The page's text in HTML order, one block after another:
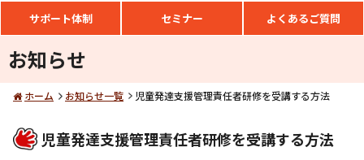
サポート体制 セミナー よくあるご質問
お知らせ
ホーム お知らせ一覧 児童発達支援管理責任者研修を受講する方法
児童発達支援管理責任者研修を受講する方法